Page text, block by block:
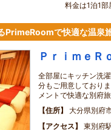
料金は1泊1部
PrimeRoomで快適な温泉
Ｐｒｉｍｅ
全部屋にキッチン洗
分もご用意しており
メントで快適な別府
住所
大分県別府
アクセス
東別府